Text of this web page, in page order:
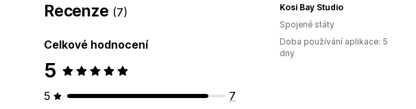
Recenze (7)
Celkové hodnocení
5
5
7
Kosi Bay Studio
Spojené státy
Doba používání aplikace: 5
dny